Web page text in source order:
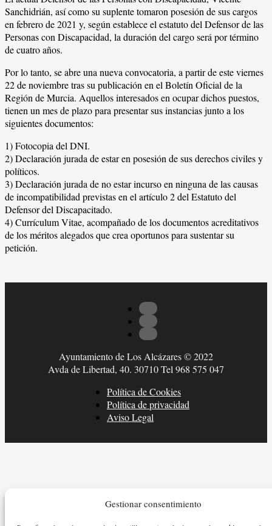
Gestionar consentimiento
Sanchidrián, así como su suplente tomaron posesión de sus cargos
en febrero de 2021 y, según establece el estatuto del Defensor de las
Personas con Discapacidad, la duración del cargo será por término
de cuatro años.
Por lo tanto, se abre una nueva convocatoria, a partir de este viernes
22 de noviembre tras su publicación en el Boletín Oficial de la
Región de Murcia. Aquellos interesados en ocupar dichos puestos,
tienen un mes de plazo para presentar sus instancias junto a los
siguientes documentos:
1) Fotocopia del DNI.
2) Declaración jurada de estar en posesión de sus derechos civiles y
políticos.
3) Declaración jurada de no estar incurso en ninguna de las causas
de incompatibilidad previstas en el artículo 2 del Estatuto del
Defensor del Discapacitado.
4) Currículum Vitae, acompañado de los documentos acreditativos
de los méritos alegados que crea oportunos para sustentar su
petición.
Ayuntamiento de Los Alcázares © 2022
Avda de Libertad, 40. 30710 Tel 968 575 047
Política de Cookies
Política de privacidad
Aviso Legal